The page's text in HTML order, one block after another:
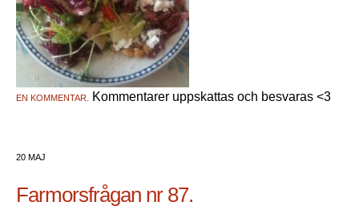
EN KOMMENTAR. Kommentarer uppskattas och besvaras <3
20 MAJ
Farmorsfrågan nr 87.